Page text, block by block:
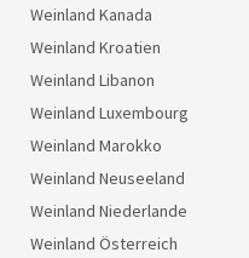
Weinland Kanada
Weinland Kroatien
Weinland Libanon
Weinland Luxembourg
Weinland Marokko
Weinland Neuseeland
Weinland Niederlande
Weinland Österreich